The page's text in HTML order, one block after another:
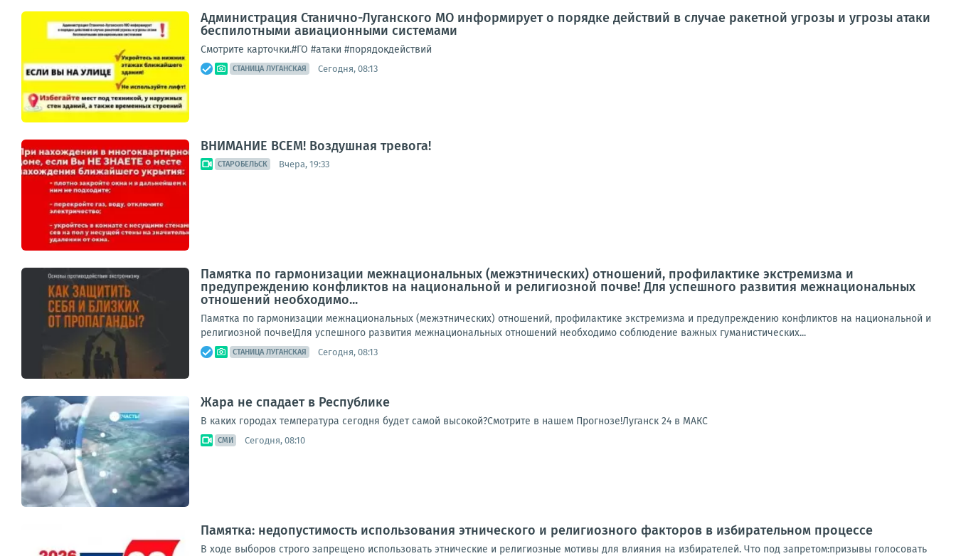
Администрация Станично-Луганского МО информирует о порядке действий в случае ракетной угрозы и угрозы атаки
беспилотными авиационными системами
Смотрите карточки.#ГО #атаки #порядокдействий
СТАНИЦА ЛУГАНСКАЯ Сегодня, 08:13
ВНИМАНИЕ ВСЕМ! Воздушная тревога!
СТАРОБЕЛЬСК Вчера, 19:33
Памятка по гармонизации межнациональных (межэтнических) отношений, профилактике экстремизма и
предупреждению конфликтов на национальной и религиозной почве! Для успешного развития межнациональных
отношений необходимо...
Памятка по гармонизации межнациональных (межэтнических) отношений, профилактике экстремизма и предупреждению конфликтов на национальной и
религиозной почве!Для успешного развития межнациональных отношений необходимо соблюдение важных гуманистических...
СТАНИЦА ЛУГАНСКАЯ Сегодня, 08:13
Жара не спадает в Республике
В каких городах температура сегодня будет самой высокой?Смотрите в нашем Прогнозе!Луганск 24 в МАКС
СМИ Сегодня, 08:10
Памятка: недопустимость использования этнического и религиозного факторов в избирательном процессе
В ходе выборов строго запрещено использовать этнические и религиозные мотивы для влияния на избирателей. Что под запретом:призывы голосовать